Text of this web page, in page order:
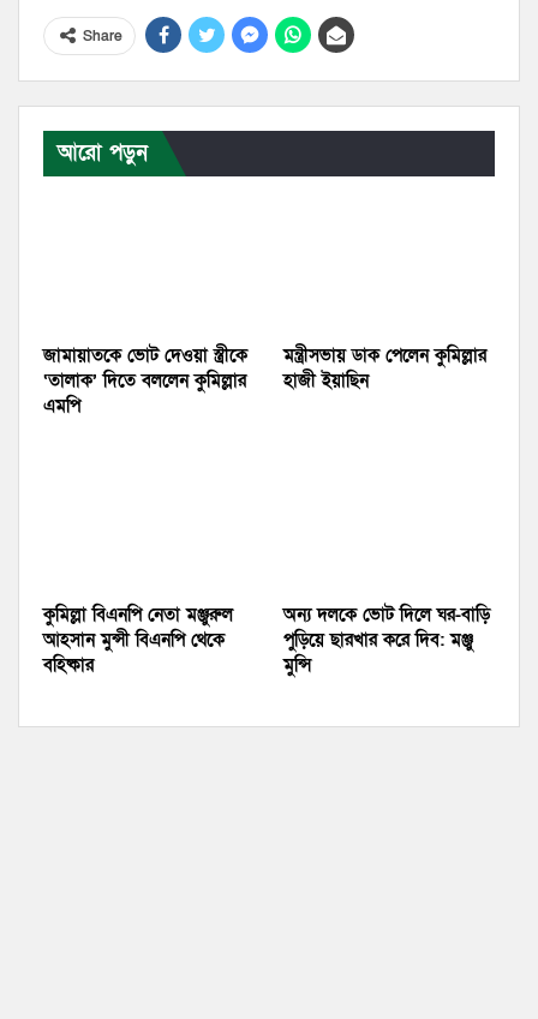
Share
আরো পড়ুন
জামায়াতকে ভোট দেওয়া স্ত্রীকে
‘তালাক’ দিতে বললেন কুমিল্লার
এমপি
মন্ত্রীসভায় ডাক পেলেন কুমিল্লার
হাজী ইয়াছিন
কুমিল্লা বিএনপি নেতা মঞ্জুরুল
আহসান মুন্সী বিএনপি থেকে
বহিষ্কার
অন্য দলকে ভোট দিলে ঘর-বাড়ি
পুড়িয়ে ছারখার করে দিব: মঞ্জু
মুন্সি